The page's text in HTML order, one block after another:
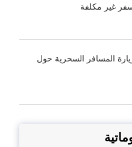
غير مكلفة
المسافر السحرية حول